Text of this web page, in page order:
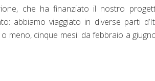
che ha finanziato il nostro
abbiamo viaggiato in diverse parti
meno, cinque mesi: da febbraio a